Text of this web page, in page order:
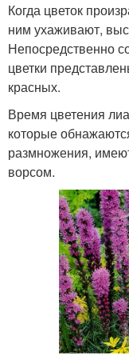
Когда цветок
ним ухаживают,
Непосредственно
цветки
красных.
Время цветения
которые
размножения,
ворсом.